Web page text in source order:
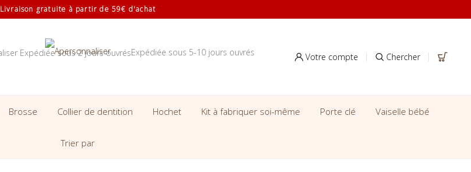
Livraison gratuite à partir de 59€ d'achat
Expédiée sous 5-10 jours ouvrés Votre compte Chercher
Brosse Collier de dentition Hochet Kit à fabriquer soi-même Porte clé Vaiselle bébé
Trier par